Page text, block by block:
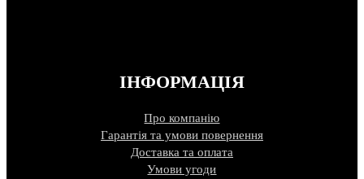
ІНФОРМАЦІЯ
Про компанію
Гарантія та умови повернення
Доставка та оплата
Умови угоди